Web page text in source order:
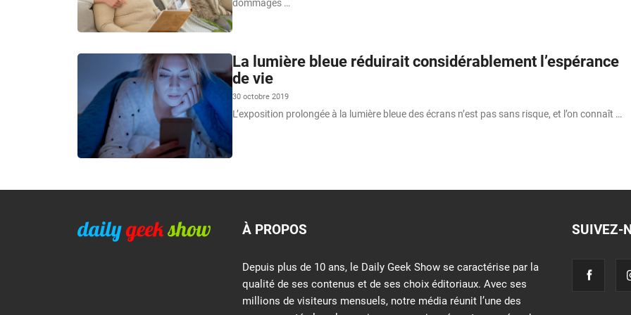
dommages …
La lumière bleue réduirait considérablement l’espérance
de vie
30 octobre 2019
L’exposition prolongée à la lumière bleue des écrans n’est pas sans risque, et l’on connaît …
À PROPOS
Depuis plus de 10 ans, le Daily Geek Show se caractérise par la
qualité de ses contenus et de ses choix éditoriaux. Avec ses
millions de visiteurs mensuels, notre média réunit l’une des
SUIVEZ-